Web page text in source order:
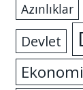
Azınlıklar
Devlet
Ekonomi